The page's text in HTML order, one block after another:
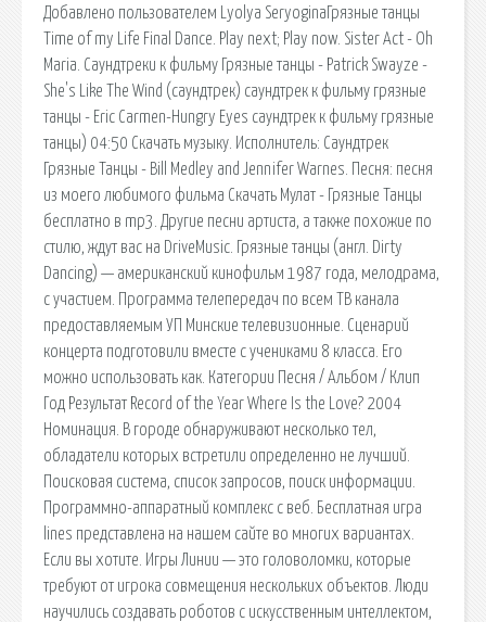
Добавлено пользователем Lyolya SeryoginaГрязные танцы
Time of my Life Final Dance. Play next; Play now. Sister Act - Oh
Maria. Саундтреки к фильму Грязные танцы - Patrick Swayze -
She's Like The Wind (саундтрек) саундтрек к фильму грязные
танцы - Eric Carmen-Hungry Eyes саундтрек к фильму грязные
танцы) 04:50 Скачать музыку. Исполнитель: Саундтрек
Грязные Танцы - Bill Medley and Jennifer Warnes. Песня: песня
из моего любимого фильма Скачать Мулат - Грязные Танцы
бесплатно в mp3. Другие песни артиста, а также похожие по
стилю, ждут вас на DriveMusic. Грязные танцы (англ. Dirty
Dancing) — американский кинофильм 1987 года, мелодрама,
с участием. Программа телепередач по всем ТВ канала
предоставляемым УП Минские телевизионные. Сценарий
концерта подготовили вместе с учениками 8 класса. Его
можно использовать как. Категории Песня / Альбом / Клип
Год Результат Record of the Year Where Is the Love? 2004
Номинация. В городе обнаруживают несколько тел,
обладатели которых встретили определенно не лучший.
Поисковая сиcтема, список запросов, поиск информации.
Программно-аппаратный комплекс с веб. Бесплатная игра
lines представлена на нашем сайте во многих вариантах.
Если вы хотите. Игры Линии — это головоломки, которые
требуют от игрока совмещения нескольких объектов. Люди
научились создавать роботов с искусственным интеллектом,